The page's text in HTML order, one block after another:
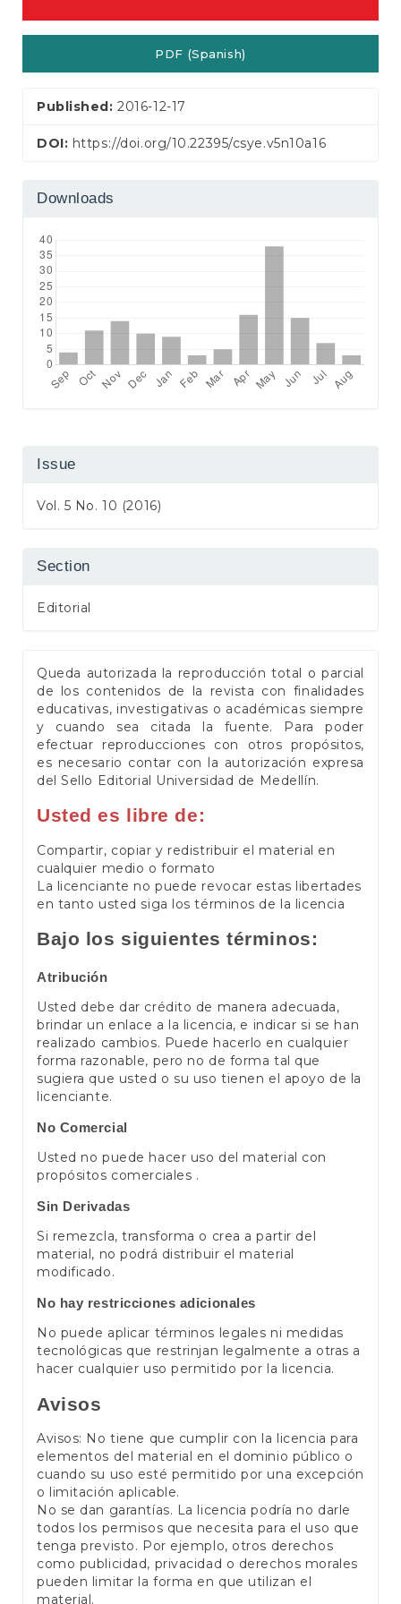
PDF (Spanish)
Published:2016-12-17
DOI: https://doi.org/10.22395/csye.v5n10a16
Downloads
Issue
Vol. 5 No. 10 (2016)
Section
Editorial
Queda autorizada la reproducción total o parcial
de los contenidos de la revista con finalidades
educativas, investigativas o académicas siempre
y cuando sea citada la fuente. Para poder
efectuar reproducciones con otros propósitos,
es necesario contar con la autorización expresa
del Sello Editorial Universidad de Medellín.
Usted es libre de:
Compartir, copiar y redistribuir el material en
cualquier medio o formato
La licenciante no puede revocar estas libertades
en tanto usted siga los términos de la licencia
Bajo los siguientes términos:
Atribución
Usted debe dar crédito de manera adecuada,
brindar un enlace a la licencia, e indicar si se han
realizado cambios. Puede hacerlo en cualquier
forma razonable, pero no de forma tal que
sugiera que usted o su uso tienen el apoyo de la
licenciante.
No Comercial
Usted no puede hacer uso del material con
propósitos comerciales .
Sin Derivadas
Si remezcla, transforma o crea a partir del
material, no podrá distribuir el material
modificado.
No hay restricciones adicionales
No puede aplicar términos legales ni medidas
tecnológicas que restrinjan legalmente a otras a
hacer cualquier uso permitido por la licencia.
Avisos
Avisos: No tiene que cumplir con la licencia para
elementos del material en el dominio público o
cuando su uso esté permitido por una excepción
o limitación aplicable.
No se dan garantías. La licencia podría no darle
todos los permisos que necesita para el uso que
tenga previsto. Por ejemplo, otros derechos
como publicidad, privacidad o derechos morales
pueden limitar la forma en que utilizan el
material.